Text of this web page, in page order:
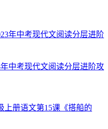
中考现代文阅读分层进阶攻